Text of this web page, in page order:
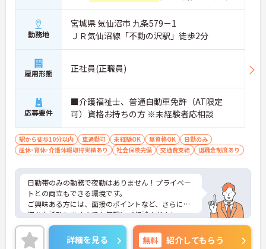
勤務地
宮城県 気仙沼市 九条579－1
ＪＲ気仙沼線「不動の沢駅」徒歩2分
雇用形態 正社員(正職員)
応募要件
■介護福祉士、普通自動車免許（AT限定
可）資格お持ちの方 ※未経験者応相談
駅から徒歩10分以内 車通勤可 未経験OK 無資格OK
日勤のみ
産休･育休･介護休暇取得実績あり
社会保険完備 交通費支給 退職金制度あり
日勤帯のみの勤務で夜勤はありません！プライベー
トとの両立もできる環境です。
ご興味ある方には、面接のポイントなど、さらに詳
細をお話致しますのでお気軽にご相談ください。
詳細を見る 無料 紹介してもらう